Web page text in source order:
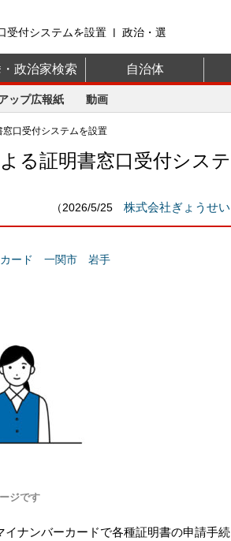
受付システムを設置 | 政治・選
政治家検索 自治体
ップ広報紙 動画
口受付システムを設置
る証明書窓口受付システ
（2026/5/25 株式会社ぎょうせい
ード 一関市 岩手
ジです
ナンバーカードで各種証明書の申請手続